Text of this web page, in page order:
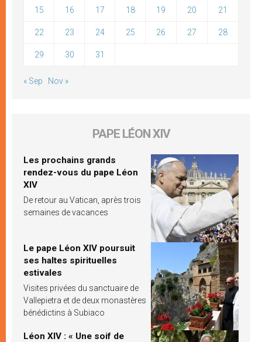
15 16 17 18 19 20 21
22 23 24 25 26 27 28
29 30 31
« Sep Nov »
PAPE LÉON XIV
Les prochains grands
rendez-vous du pape Léon
XIV
De retour au Vatican, après trois
semaines de vacances
Le pape Léon XIV poursuit
ses haltes spirituelles
estivales
Visites privées du sanctuaire de
Vallepietra et de deux monastères
bénédictins à Subiaco
Léon XIV : « Une soif de